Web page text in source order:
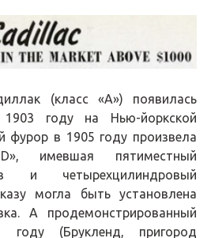
(класс «А») появилась
году на Нью-йоркской
фурор в 1905 году произвела
имевшая пятиместный
и четырехцилиндровый
могла быть установлена
А продемонстрированный
(Брукленд, пригород